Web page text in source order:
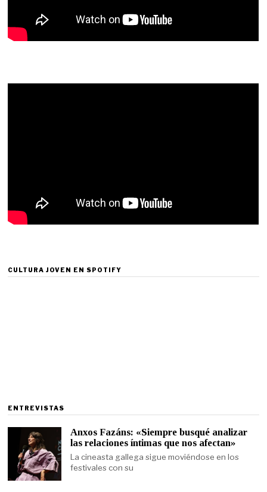
CULTURA JOVEN EN SPOTIFY
ENTREVISTAS
Anxos Fazáns: «Siempre busqué analizar
las relaciones íntimas que nos afectan»
La cineasta gallega sigue moviéndose en los
festivales con su